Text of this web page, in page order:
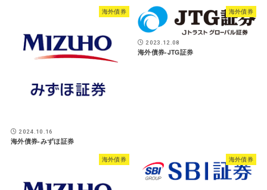
海外債券
2024.10.16
海外債券-みずほ証券
海外債券
2023.12.08
海外債券-JTG証券
海外債券 海外債券